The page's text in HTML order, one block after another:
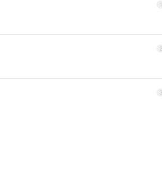
1
2
3